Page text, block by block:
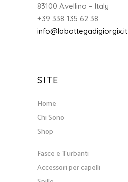
83100 Avellino – Italy
+39 338 135 62 38
info@labottegadigiorgix.it
SITE
Home
Chi Sono
Shop
Fasce e Turbanti
Accessori per capelli